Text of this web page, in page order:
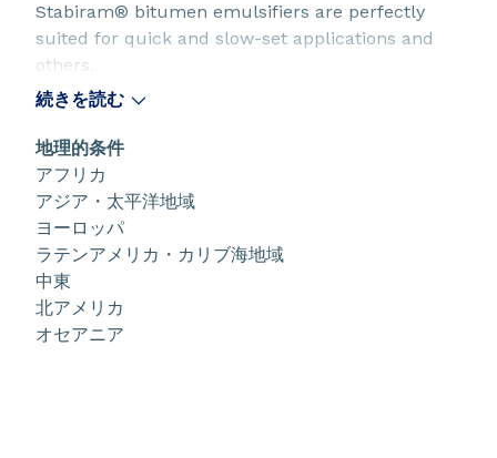
Stabiram® bitumen emulsifiers are perfectly
suited for quick and slow-set applications and
others.
続きを読む
地理的条件
アフリカ
アジア・太平洋地域
ヨーロッパ
ラテンアメリカ・カリブ海地域
中東
北アメリカ
オセアニア